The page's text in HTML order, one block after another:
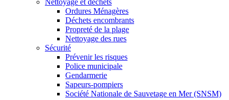
Nettoyage et déchets
Ordures Ménagères
Déchets encombrants
Propreté de la plage
Nettoyage des rues
Sécurité
Prévenir les risques
Police municipale
Gendarmerie
Sapeurs-pompiers
Société Nationale de Sauvetage en Mer (SNSM)